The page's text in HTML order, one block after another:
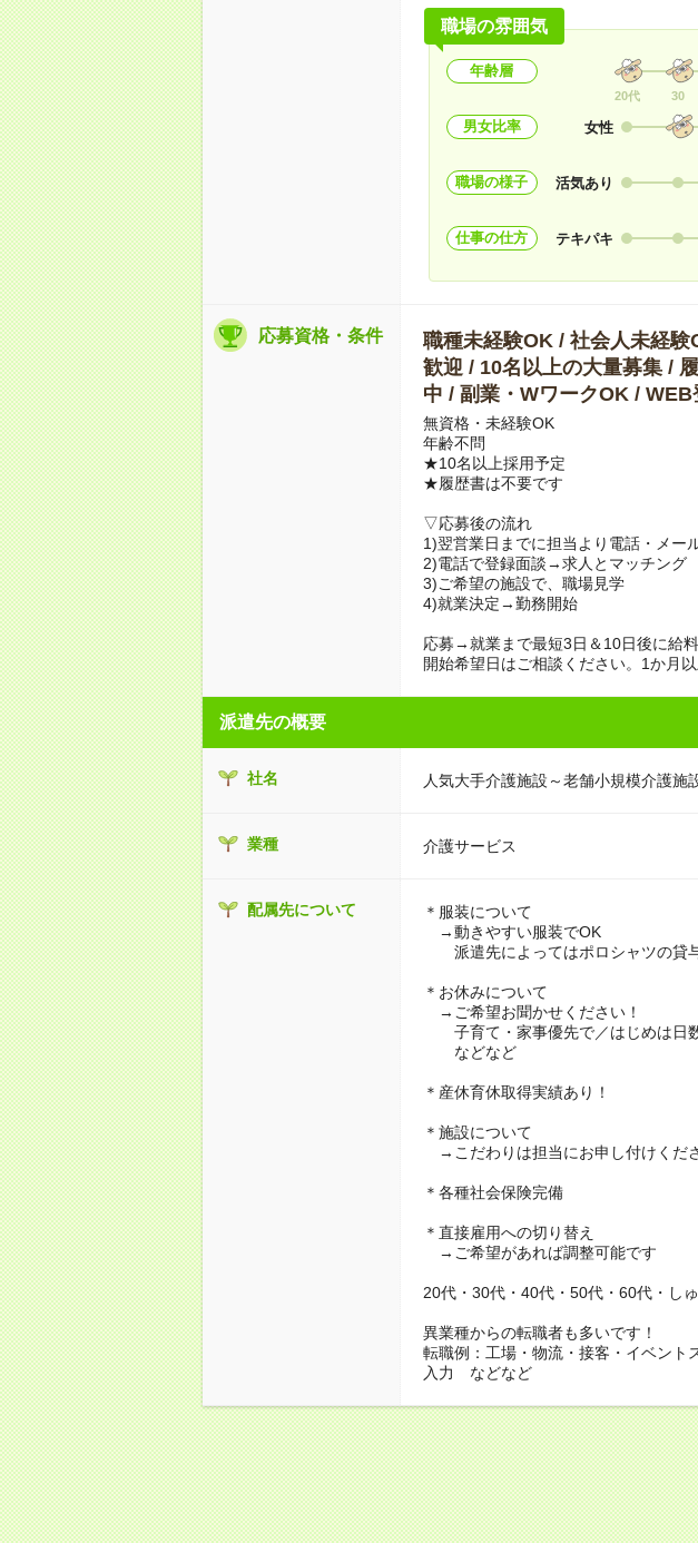
職場の雰囲気
年齢層
20代 30
男女比率 女性
職場の様子 活気あり
仕事の仕方 テキパキ
応募資格・条件
職種未経験OK / 社会人未経
歓迎 / 10名以上の大量募集 /
中 / 副業・WワークOK /
無資格・未経験OK
年齢不問
★10名以上採用予定
★履歴書は不要です
▽応募後の流れ
1)翌営業日までに担当より電話・メー
2)電話で登録面談→求人とマッチング
3)ご希望の施設で、職場見学
4)就業決定→勤務開始
応募→就業まで最短3日＆10日後に給料
開始希望日はご相談ください。1か月以
派遣先の概要
社名 人気大手介護施設～老舗小規模介護施
業種 介護サービス
配属先について
＊服装について
→動きやすい服装でOK
派遣先によってはポロシャツの貸
＊お休みについて
→ご希望お聞かせください！
子育て・家事優先で／はじめは日
などなど
＊産休育休取得実績あり！
＊施設について
→こだわりは担当にお申し付けくだ
＊各種社会保険完備
＊直接雇用への切り替え
→ご希望があれば調整可能です
20代・30代・40代・50代・60代・し
異業種からの転職者も多いです！
転職例：工場・物流・接客・イベント
入力 などなど